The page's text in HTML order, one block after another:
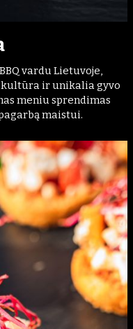
vardu Lietuvoje,
kultūra ir unikalia gyvo
meniu sprendimas
maistui.